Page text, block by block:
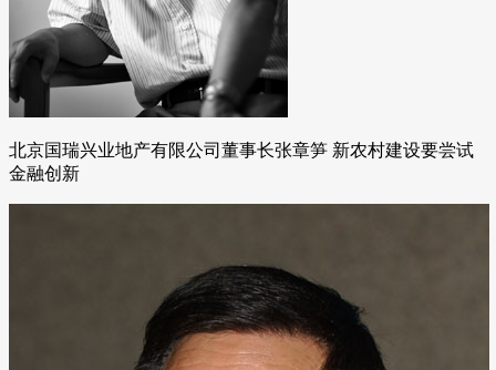
北京国瑞兴业地产有限公司董事长张章笋 新农村建设要尝试
金融创新